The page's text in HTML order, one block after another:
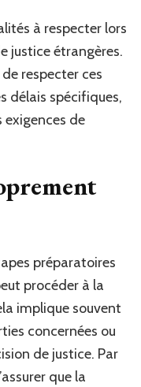
à respecter lors
justice étrangères.
de respecter ces
délais spécifiques,
de
préparatoires
procéder à la
implique souvent
concernées ou
de justice. Par
que la